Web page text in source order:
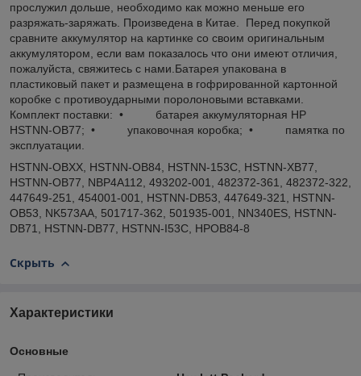
прослужил дольше, необходимо как можно меньше его
разряжать-заряжать. Произведена в Китае. Перед покупкой
сравните аккумулятор на картинке со своим оригинальным
аккумулятором, если вам показалось что они имеют отличия,
пожалуйста, свяжитесь с нами.Батарея упакована в
пластиковый пакет и размещена в гофрированной картонной
коробке с противоударными поролоновыми вставками.
Комплект поставки: • батарея аккумуляторная HP
HSTNN-OB77; • упаковочная коробка; • памятка по
эксплуатации.
HSTNN-OBXX, HSTNN-OB84, HSTNN-153C, HSTNN-XB77,
HSTNN-OB77, NBP4A112, 493202-001, 482372-361, 482372-322,
447649-251, 454001-001, HSTNN-DB53, 447649-321, HSTNN-
OB53, NK573AA, 501717-362, 501935-001, NN340ES, HSTNN-
DB71, HSTNN-DB77, HSTNN-I53C, HPOB84-8
Скрыть
Характеристики
Основные